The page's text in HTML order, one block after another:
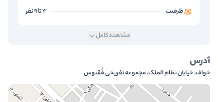
ظرفیت
4 تا 9 نفر
مشاهده کامل
آدرس
خواف، خیابان نظام الملک، مجموعه تفریحی قُقنوس